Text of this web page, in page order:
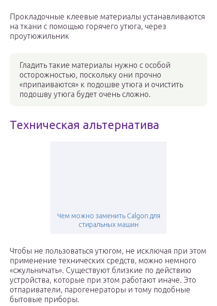
Прокладочные клеевые материалы устанавливаются
на ткани с помощью горячего утюга, через
проутюжильник
Гладить такие материалы нужно с особой
осторожностью, поскольку они прочно
«припаиваются» к подошве утюга и очистить
подошву утюга будет очень сложно.
Техническая альтернатива
Чем можно заменить Calgon для
стиральных машин
Чтобы не пользоваться утюгом, не исключая при этом
применение технических средств, можно немного
«сжульничать». Существуют близкие по действию
устройства, которые при этом работают иначе. Это
отпариватели, парогенераторы и тому подобные
бытовые приборы.